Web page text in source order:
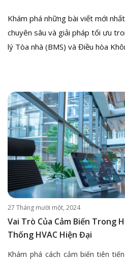
Khám phá những bài viết mới
chuyên sâu và giải pháp tối ưu
lý Tòa nhà (BMS) và Điều hòa
27 Tháng mười một, 2024
Vai Trò Của Cảm Biến Trong
Thống HVAC Hiện Đại
Khám phá cách cảm biến tiên